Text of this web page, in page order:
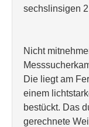
sechslinsigen
Nicht
Die liegt am
einem
bestückt. Das
gerechnete